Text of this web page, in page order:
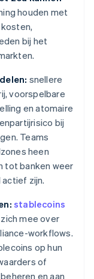
houden met
bij het
snellere
voorspelbare
en atomaire
bij
Teams
heen
tot banken weer
zijn.
stablecoins
mee over
workflows.
op hun
of
en aan